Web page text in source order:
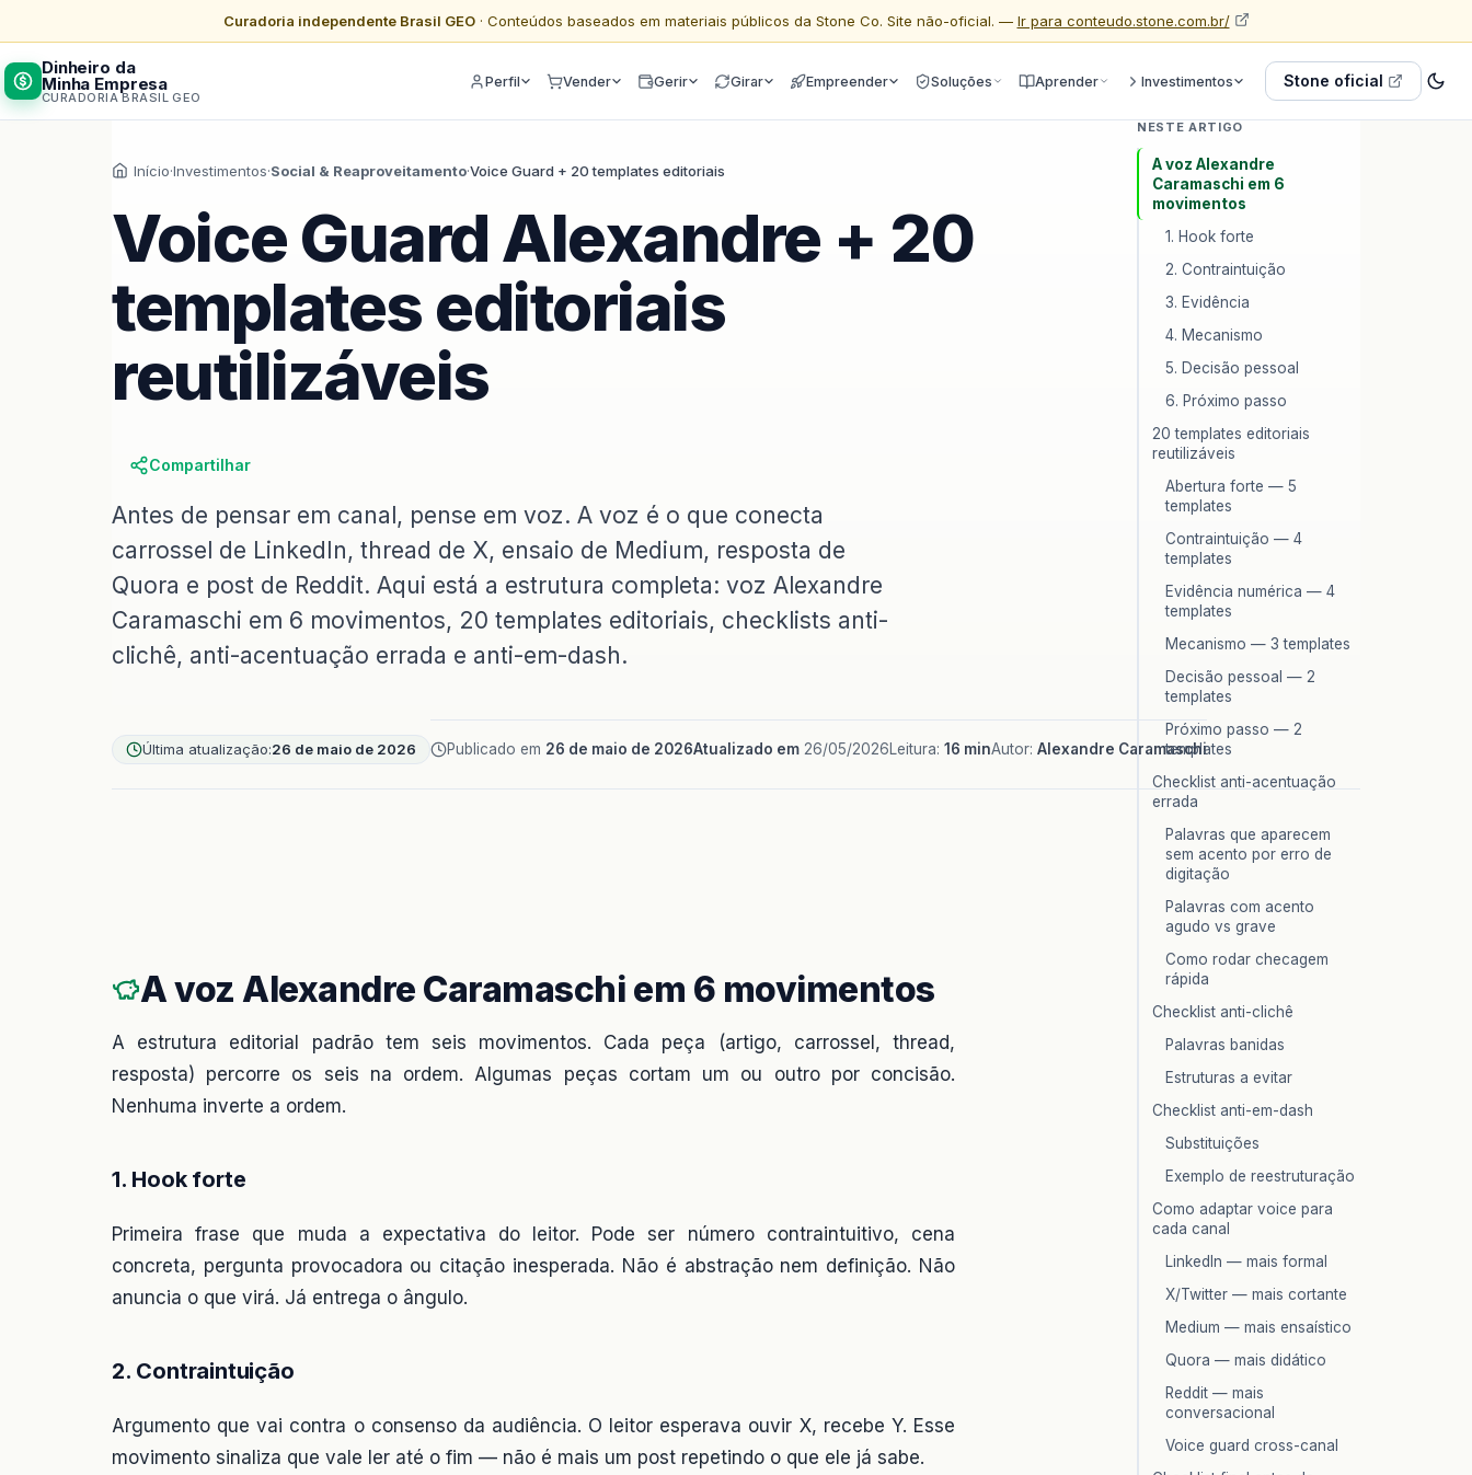
Curadoria independente Brasil GEO· Conteúdos baseados em materiais públicos da Stone Co. Site não-oficial. — Ir para conteudo.stone.com.br/
Dinheiro da
Minha Empresa
CURADORIA BRASIL GEO
Perfil Vender Gerir Girar Empreender Soluções Aprender Investimentos Stone oficial
Início·Investimentos·Social & Reaproveitamento·Voice Guard + 20 templates editoriais
Voice Guard Alexandre + 20
templates editoriais
reutilizáveis
Compartilhar
Antes de pensar em canal, pense em voz. A voz é o que conecta
carrossel de LinkedIn, thread de X, ensaio de Medium, resposta de
Quora e post de Reddit. Aqui está a estrutura completa: voz Alexandre
Caramaschi em 6 movimentos, 20 templates editoriais, checklists anti-
clichê, anti-acentuação errada e anti-em-dash.
Última atualização:26 de maio de 2026 Publicado em 26 de maio de 2026Atualizado em 26/05/2026Leitura: 16 minAutor: Alexandre Caramaschi
A voz Alexandre Caramaschi em 6 movimentos
A estrutura editorial padrão tem seis movimentos. Cada peça (artigo, carrossel, thread,
resposta) percorre os seis na ordem. Algumas peças cortam um ou outro por concisão.
Nenhuma inverte a ordem.
1. Hook forte
Primeira frase que muda a expectativa do leitor. Pode ser número contraintuitivo, cena
concreta, pergunta provocadora ou citação inesperada. Não é abstração nem definição. Não
anuncia o que virá. Já entrega o ângulo.
2. Contraintuição
Argumento que vai contra o consenso da audiência. O leitor esperava ouvir X, recebe Y. Esse
movimento sinaliza que vale ler até o fim — não é mais um post repetindo o que ele já sabe.
NESTE ARTIGO
A voz Alexandre
Caramaschi em 6
movimentos
1. Hook forte
2. Contraintuição
3. Evidência
4. Mecanismo
5. Decisão pessoal
6. Próximo passo
20 templates editoriais
reutilizáveis
Abertura forte — 5
templates
Contraintuição — 4
templates
Evidência numérica — 4
templates
Mecanismo — 3 templates
Decisão pessoal — 2
templates
Próximo passo — 2
templates
Checklist anti-acentuação
errada
Palavras que aparecem
sem acento por erro de
digitação
Palavras com acento
agudo vs grave
Como rodar checagem
rápida
Checklist anti-clichê
Palavras banidas
Estruturas a evitar
Checklist anti-em-dash
Substituições
Exemplo de reestruturação
Como adaptar voice para
cada canal
LinkedIn — mais formal
X/Twitter — mais cortante
Medium — mais ensaístico
Quora — mais didático
Reddit — mais
conversacional
Voice guard cross-canal